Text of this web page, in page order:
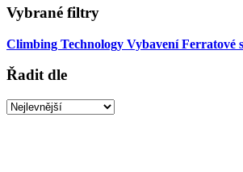
Vybrané filtry
Climbing Technology Vybavení Ferratové
Řadit dle